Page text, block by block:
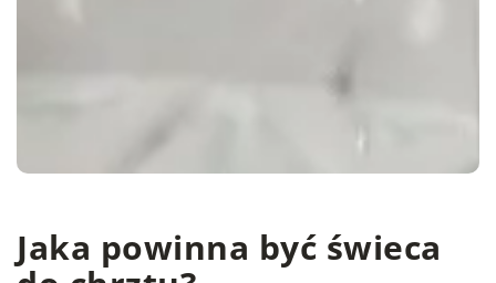
Jaka powinna być świeca